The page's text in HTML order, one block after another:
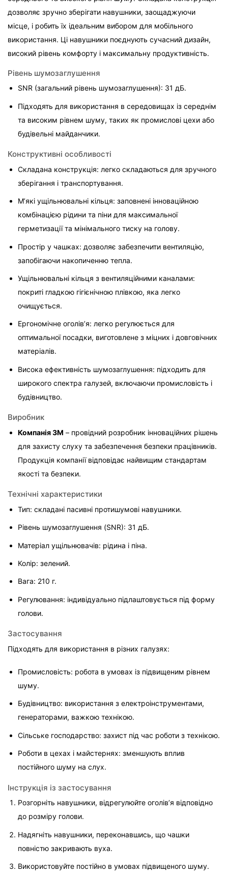
дозволяє зручно зберігати навушники, заощаджуючи
місце, і робить їх ідеальним вибором для мобільного
використання. Ці навушники поєднують сучасний дизайн,
високий рівень комфорту і максимальну продуктивність.
Рівень шумозаглушення
SNR (загальний рівень шумозаглушення): 31 дБ.
Підходять для використання в середовищах із середнім
та високим рівнем шуму, таких як промислові цехи або
будівельні майданчики.
Конструктивні особливості
Складана конструкція: легко складаються для зручного
зберігання і транспортування.
М’які ущільнювальні кільця: заповнені інноваційною
комбінацією рідини та піни для максимальної
герметизації та мінімального тиску на голову.
Простір у чашках: дозволяє забезпечити вентиляцію,
запобігаючи накопиченню тепла.
Ущільнювальні кільця з вентиляційними каналами:
покриті гладкою гігієнічною плівкою, яка легко
очищується.
Ергономічне оголів’я: легко регулюється для
оптимальної посадки, виготовлене з міцних і довговічних
матеріалів.
Висока ефективність шумозаглушення: підходить для
широкого спектра галузей, включаючи промисловість і
будівництво.
Виробник
Компанія 3M – провідний розробник інноваційних рішень
для захисту слуху та забезпечення безпеки працівників.
Продукція компанії відповідає найвищим стандартам
якості та безпеки.
Технічні характеристики
Тип: складані пасивні протишумові навушники.
Рівень шумозаглушення (SNR): 31 дБ.
Матеріал ущільнювачів: рідина і піна.
Колір: зелений.
Вага: 210 г.
Регулювання: індивідуально підлаштовується під форму
голови.
Застосування
Підходять для використання в різних галузях:
Промисловість: робота в умовах із підвищеним рівнем
шуму.
Будівництво: використання з електроінструментами,
генераторами, важкою технікою.
Сільське господарство: захист під час роботи з технікою.
Роботи в цехах і майстернях: зменшують вплив
постійного шуму на слух.
Інструкція із застосування
Розгорніть навушники, відрегулюйте оголів’я відповідно
до розміру голови.
Надягніть навушники, переконавшись, що чашки
повністю закривають вуха.
Використовуйте постійно в умовах підвищеного шуму.